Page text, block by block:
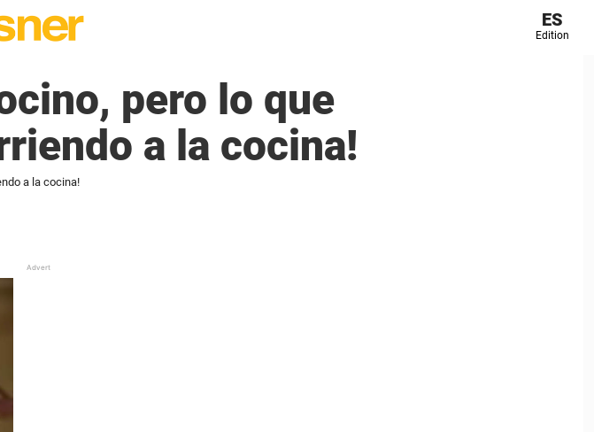
ES
Edition
pero lo que
a la cocina!
a la cocina!